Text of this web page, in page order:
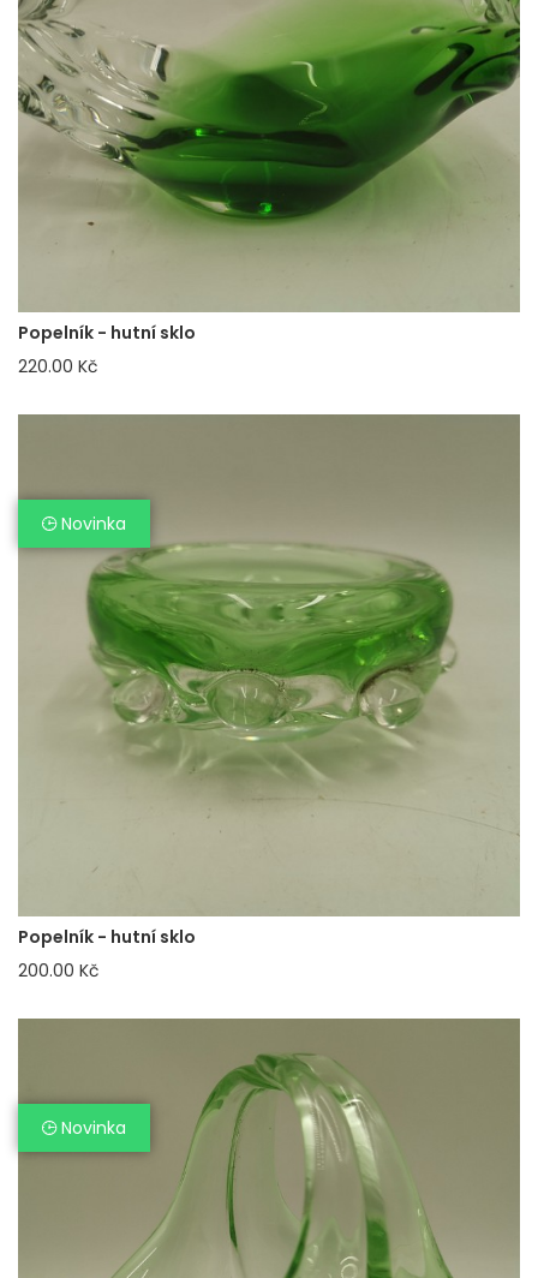
Popelník - hutní sklo
220.00 Kč
Popelník - hutní sklo
Novinka
200.00 Kč
Novinka